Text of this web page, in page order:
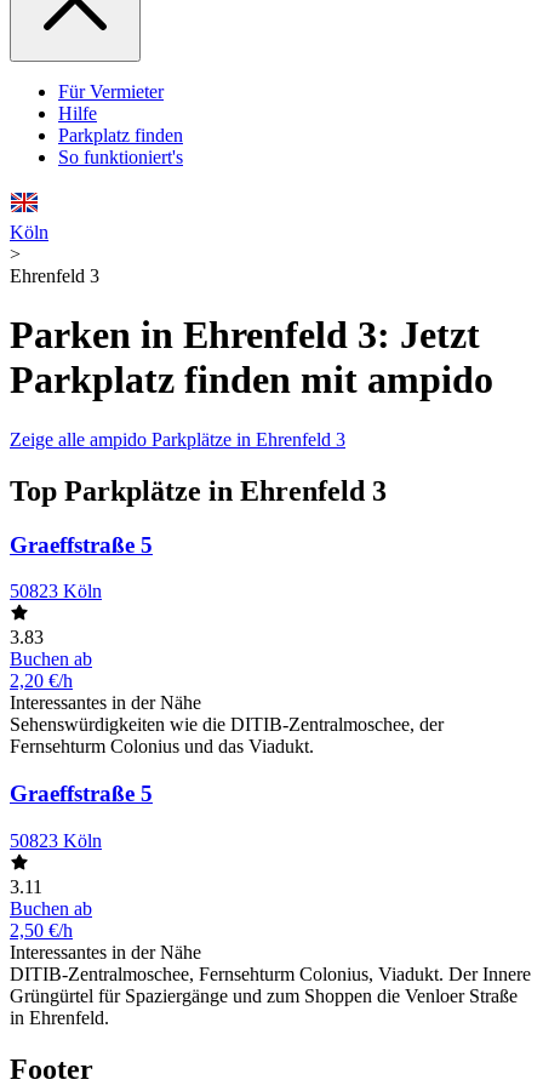
Für Vermieter
Hilfe
Parkplatz finden
So funktioniert's
Köln
>
Ehrenfeld 3
Parken in Ehrenfeld 3: Jetzt
Parkplatz finden mit ampido
Zeige alle ampido Parkplätze in Ehrenfeld 3
Top Parkplätze in Ehrenfeld 3
Graeffstraße 5
50823 Köln
3.83
Buchen ab
2,20 €/h
Interessantes in der Nähe
Sehenswürdigkeiten wie die DITIB-Zentralmoschee, der
Fernsehturm Colonius und das Viadukt.
Graeffstraße 5
50823 Köln
3.11
Buchen ab
2,50 €/h
Interessantes in der Nähe
DITIB-Zentralmoschee, Fernsehturm Colonius, Viadukt. Der Innere
Grüngürtel für Spaziergänge und zum Shoppen die Venloer Straße
in Ehrenfeld.
Footer